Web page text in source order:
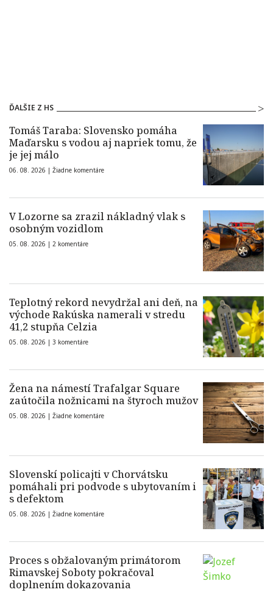
ĎALŠIE Z HS
Tomáš Taraba: Slovensko pomáha
Maďarsku s vodou aj napriek tomu, že
je jej málo
06. 08. 2026 | Žiadne komentáre
V Lozorne sa zrazil nákladný vlak s
osobným vozidlom
05. 08. 2026 | 2 komentáre
Teplotný rekord nevydržal ani deň, na
východe Rakúska namerali v stredu
41,2 stupňa Celzia
05. 08. 2026 | 3 komentáre
Žena na námestí Trafalgar Square
zaútočila nožnicami na štyroch mužov
05. 08. 2026 | Žiadne komentáre
Slovenskí policajti v Chorvátsku
pomáhali pri podvode s ubytovaním i
s defektom
05. 08. 2026 | Žiadne komentáre
Proces s obžalovaným primátorom
Rimavskej Soboty pokračoval
doplnením dokazovania